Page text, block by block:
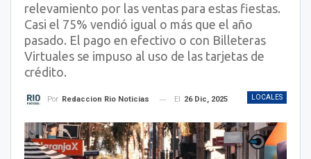
relevamiento por las ventas para estas fiestas.
Casi el 75% vendió igual o más que el año
pasado. El pago en efectivo o con Billeteras
Virtuales se impuso al uso de las tarjetas de
crédito.
LOCALES
Por Redaccion Rio Noticias El 26 Dic, 2025